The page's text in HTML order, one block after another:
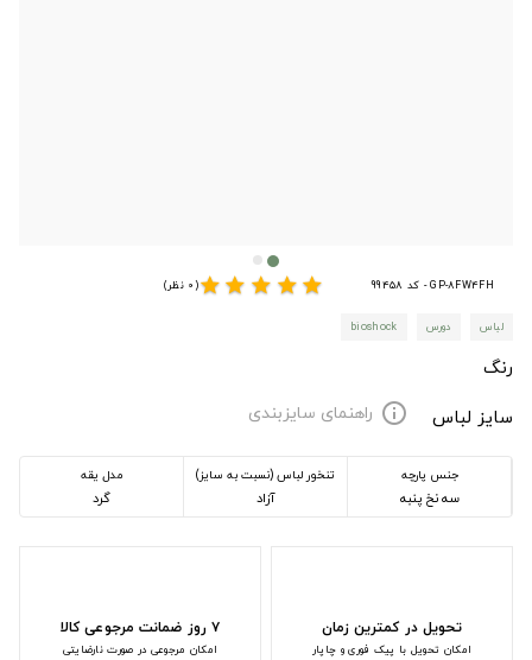
GP-8FW4FH - کد 99458 star
star
star
star
star(0 نظر)
لباس دورس bioshock
رنگ
سایز لباس
info راهنمای سایزبندی
جنس پارچه
سه نخ پنبه
تنخور لباس (نسبت به سایز)
آزاد
مدل یقه
گرد
تحویل در کمترین زمان
امکان تحویل با پیک فوری و چاپار
۷ روز ضمانت مرجوعی کالا
امکان مرجوعی در صورت نارضایتی